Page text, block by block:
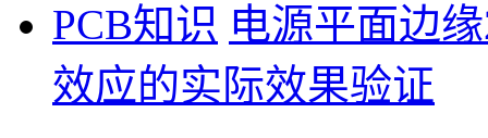
PCB知识 电源平面边
效应的实际效果验证